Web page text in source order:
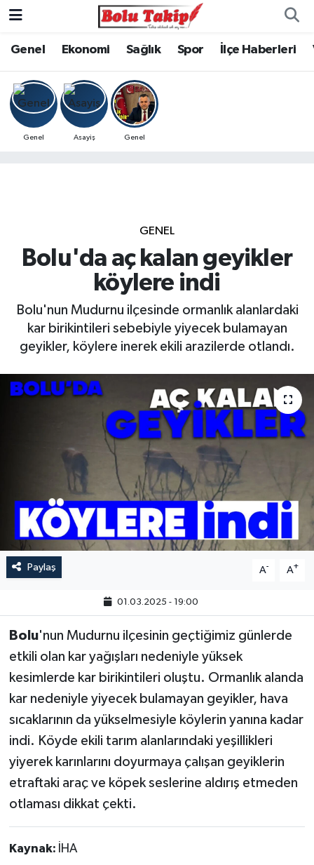
Genel Ekonomi Sağlık Spor İlçe Haberleri
Genel Asayiş Genel
GENEL
Bolu'da aç kalan geyikler
köylere indi
Bolu'nun Mudurnu ilçesinde ormanlık alanlardaki
kar birikintileri sebebiyle yiyecek bulamayan
geyikler, köylere inerek ekili arazilerde otlandı.
Paylaş A- A+
01.03.2025 - 19:00
Bolu'nun Mudurnu ilçesinin geçtiğimiz günlerde
etkili olan kar yağışları nedeniyle yüksek
kesimlerde kar birikintileri oluştu. Ormanlık alanda
kar nedeniyle yiyecek bulamayan geyikler, hava
sıcaklarının da yükselmesiyle köylerin yanına kadar
indi. Köyde ekili tarım alanlarındaki yeşillikleri
yiyerek karınlarını doyurmaya çalışan geyiklerin
etraftaki araç ve köpek seslerine aldırış etmeden
otlaması dikkat çekti.
Kaynak: İHA